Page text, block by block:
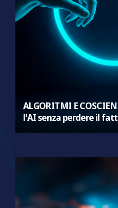
ALGORITMI E
l'AI senza perdere il